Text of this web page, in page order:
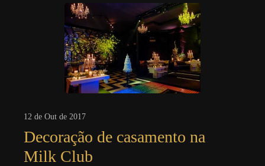
12 de Out de 2017
Decoração de casamento na
Milk Club